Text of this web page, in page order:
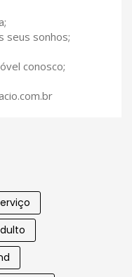
seus sonhos;
conosco;